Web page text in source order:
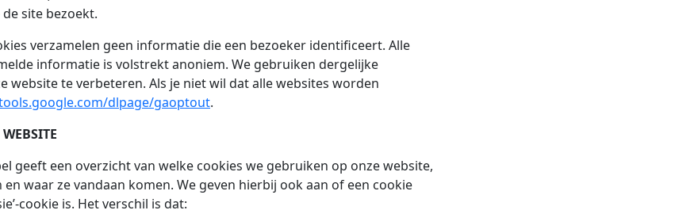
site bezoekt.
verzamelen geen informatie die een bezoeker identificeert. Alle
informatie is volstrekt anoniem. We gebruiken dergelijke
website te verbeteren. Als je niet wil dat alle websites worden
dlpage/gaoptout.
geeft een overzicht van welke cookies we gebruiken op onze website,
waar ze vandaan komen. We geven hierbij ook aan of een cookie
cookie is. Het verschil is dat: